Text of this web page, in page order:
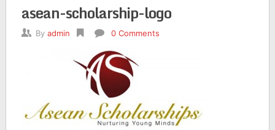
asean-scholarship-logo
By admin 0 Comments